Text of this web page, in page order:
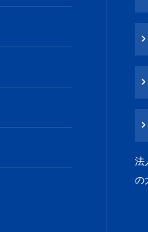
法
の